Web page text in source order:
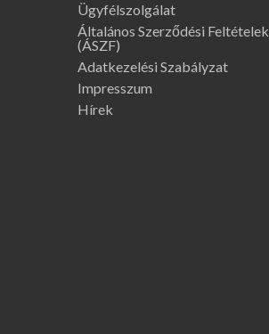
Ügyfélszolgálat
Általános Szerződési Feltételek
(ÁSZF)
Adatkezelési Szabályzat
Impresszum
Hírek